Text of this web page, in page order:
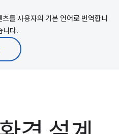
를 사용자의 기본 언어로 번역합니
니다.